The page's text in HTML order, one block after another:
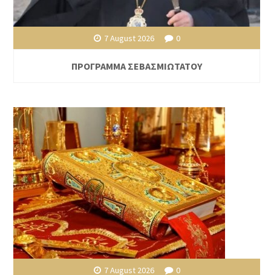
7 August 2026 0
ΠΡΟΓΡΑΜΜΑ ΣΕΒΑΣΜΙΩΤΑΤΟΥ
7 August 2026 0